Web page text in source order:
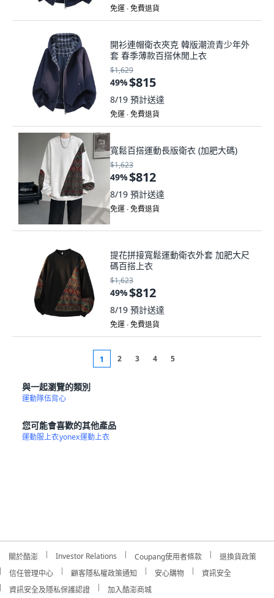
免運 ∙ 免費退貨
開衫連帽衛衣夾克 韓版潮流青少年外
套 春季薄款百搭休閒上衣
$1,629
49%$815
8/19 預計送達
免運 ∙ 免費退貨
寬鬆百搭運動長版衛衣 (加肥大碼)
$1,623
49%$812
8/19 預計送達
免運 ∙ 免費退貨
提花拼接寬鬆運動衛衣外套 加肥大尺
碼百搭上衣
$1,623
49%$812
8/19 預計送達
免運 ∙ 免費退貨
1 2 3 4 5
與一起瀏覽的類別
運動隊伍背心
您可能會喜歡的其他產品
運動服上衣yonex運動上衣
關於酷澎 Investor Relations Coupang使用者條款
退換貨政策
信任管理中心
顧客隱私權政策通知 安心購物
資訊安全
資訊安全及隱私保護認證
加入酷澎商城